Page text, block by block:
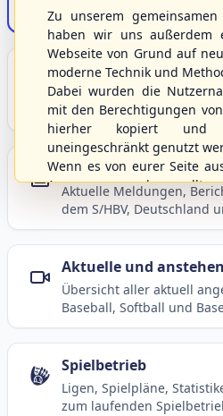
Der Onlineshop des S/HBV
Unser Sport
Grundlagen und
und Baseball5.
Berichte und
Aktuelle Meldungen,
dem S/HBV, Deutschland
Aktuelle und
Übersicht aller aktuell
Baseball, Softball und
Spielbetrieb
Ligen, Spielpläne,
zum laufenden
Zu unserem
haben wir uns außerdem
Webseite von Grund auf
moderne Technik und
Dabei wurden die
mit den Berechtigungen
hierher kopiert und
uneingeschränkt genutzt
Wenn es von eurer Seite
Anregungen geben
gerne an die